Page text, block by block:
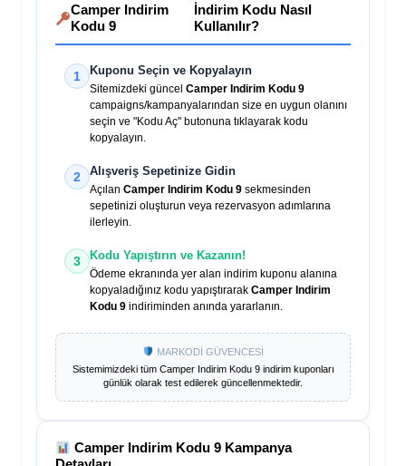
Camper Indirim
Kodu 9
İndirim Kodu Nasıl
Kullanılır?
1 Kuponu Seçin ve Kopyalayın
Sitemizdeki güncel Camper Indirim Kodu 9
campaigns/kampanyalarından size en uygun olanını
seçin ve "Kodu Aç" butonuna tıklayarak kodu
kopyalayın.
2 Alışveriş Sepetinize Gidin
Açılan Camper Indirim Kodu 9 sekmesinden
sepetinizi oluşturun veya rezervasyon adımlarına
ilerleyin.
3 Kodu Yapıştırın ve Kazanın!
Ödeme ekranında yer alan indirim kuponu alanına
kopyaladığınız kodu yapıştırarak Camper Indirim
Kodu 9 indiriminden anında yararlanın.
MARKODİ GÜVENCESİ
Sistemimizdeki tüm Camper Indirim Kodu 9indirim kuponları
günlük olarak test edilerek güncellenmektedir.
Camper Indirim Kodu 9 Kampanya